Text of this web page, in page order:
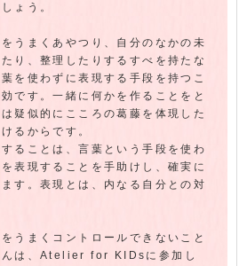
ょう。
うまくあやつり、自分のなかの未
り、整理したりするすべを持たな
を使わずに表現する手段を持つこ
です。一緒に何かを作ることをと
疑似的にこころの葛藤を体現した
るからです。
ることは、言葉という手段を使わ
表現することを手助けし、確実に
す。表現とは、内なる自分との対
うまくコントロールできないこと
んは、Atelier for KIDsに参加し